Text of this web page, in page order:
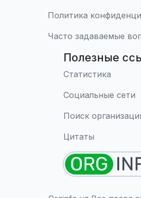
Политика
Часто задаваемые
Полезные
Статистика
Социальные сети
Поиск
Цитаты